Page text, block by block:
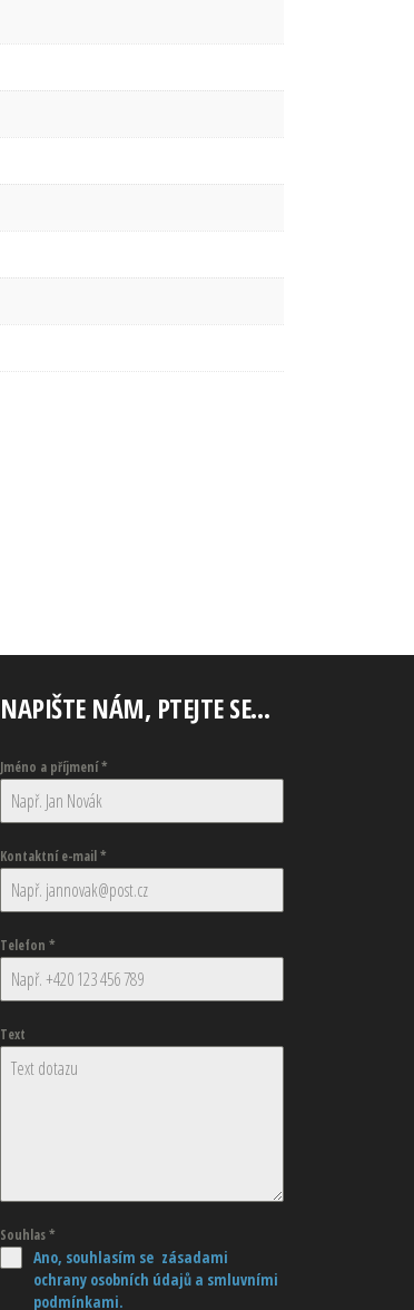
NAPIŠTE NÁM, PTEJTE SE…
Jméno a příjmení*
Kontaktní e-mail*
Telefon *
Text
Souhlas*
Ano, souhlasím se zásadami
ochrany osobních údajů a smluvními
podmínkami.